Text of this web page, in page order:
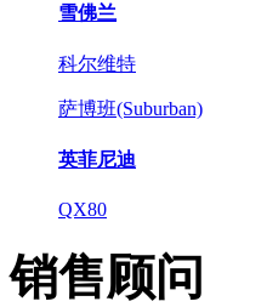
雪佛兰
科尔维特
萨博班(Suburban)
英菲尼迪
QX80
销售顾问